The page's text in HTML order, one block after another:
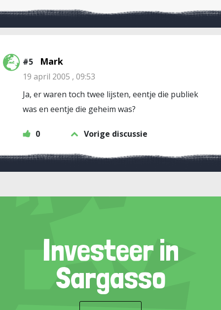
#5 Mark
19 april 2005 , 09:53
Ja, er waren toch twee lijsten, eentje die publiek
was en eentje die geheim was?
0 Vorige discussie
Investeer in
Sargasso